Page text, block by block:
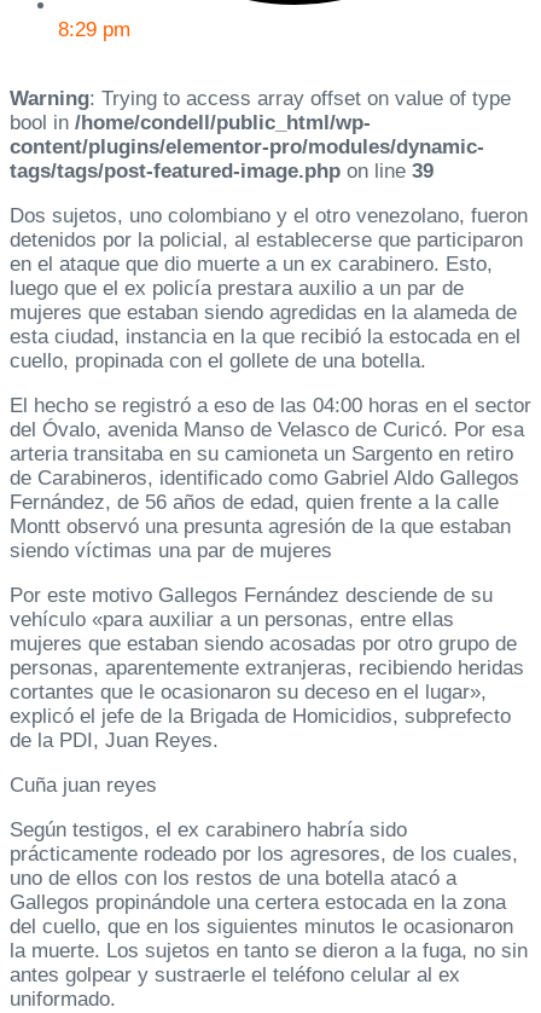
8:29 pm
Warning: Trying to access array offset on value of type
bool in /home/condell/public_html/wp-
content/plugins/elementor-pro/modules/dynamic-
tags/tags/post-featured-image.php on line 39
Dos sujetos, uno colombiano y el otro venezolano, fueron
detenidos por la policial, al establecerse que participaron
en el ataque que dio muerte a un ex carabinero. Esto,
luego que el ex policía prestara auxilio a un par de
mujeres que estaban siendo agredidas en la alameda de
esta ciudad, instancia en la que recibió la estocada en el
cuello, propinada con el gollete de una botella.
El hecho se registró a eso de las 04:00 horas en el sector
del Óvalo, avenida Manso de Velasco de Curicó. Por esa
arteria transitaba en su camioneta un Sargento en retiro
de Carabineros, identificado como Gabriel Aldo Gallegos
Fernández, de 56 años de edad, quien frente a la calle
Montt observó una presunta agresión de la que estaban
siendo víctimas una par de mujeres
Por este motivo Gallegos Fernández desciende de su
vehículo «para auxiliar a un personas, entre ellas
mujeres que estaban siendo acosadas por otro grupo de
personas, aparentemente extranjeras, recibiendo heridas
cortantes que le ocasionaron su deceso en el lugar»,
explicó el jefe de la Brigada de Homicidios, subprefecto
de la PDI, Juan Reyes.
Cuña juan reyes
Según testigos, el ex carabinero habría sido
prácticamente rodeado por los agresores, de los cuales,
uno de ellos con los restos de una botella atacó a
Gallegos propinándole una certera estocada en la zona
del cuello, que en los siguientes minutos le ocasionaron
la muerte. Los sujetos en tanto se dieron a la fuga, no sin
antes golpear y sustraerle el teléfono celular al ex
uniformado.